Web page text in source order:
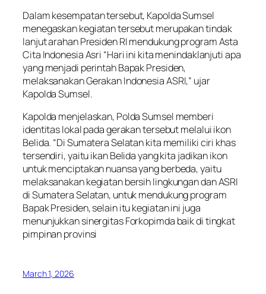
Dalam kesempatan tersebut, Kapolda Sumsel
menegaskan kegiatan tersebut merupakan tindak
lanjut arahan Presiden RI mendukung program Asta
Cita Indonesia Asri “Hari ini kita menindaklanjuti apa
yang menjadi perintah Bapak Presiden,
melaksanakan Gerakan Indonesia ASRI,” ujar
Kapolda Sumsel.
Kapolda menjelaskan, Polda Sumsel memberi
identitas lokal pada gerakan tersebut melalui ikon
Belida. “Di Sumatera Selatan kita memiliki ciri khas
tersendiri, yaitu ikan Belida yang kita jadikan ikon
untuk menciptakan nuansa yang berbeda, yaitu
melaksanakan kegiatan bersih lingkungan dan ASRI
di Sumatera Selatan, untuk mendukung program
Bapak Presiden, selain itu kegiatan ini juga
menunjukkan sinergitas Forkopimda baik di tingkat
pimpinan provinsi
March 1, 2026